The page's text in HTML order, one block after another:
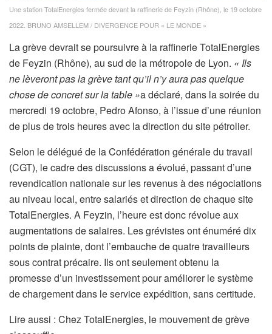
Une station TotalEnergies fermée devant la raffinerie de Feyzin (Rhône), le 19 octobre
2022. BRUNO AMSELLEM / DIVERGENCE POUR « LE MONDE »
La grève devrait se poursuivre à la raffinerie TotalEnergies
de Feyzin (Rhône), au sud de la métropole de Lyon. « Ils
ne lèveront pas la grève tant qu’il n’y aura pas quelque
chose de concret sur la table »a déclaré, dans la soirée du
mercredi 19 octobre, Pedro Afonso, à l’issue d’une réunion
de plus de trois heures avec la direction du site pétrolier.
Selon le délégué de la Confédération générale du travail
(CGT), le cadre des discussions a évolué, passant d’une
revendication nationale sur les revenus à des négociations
au niveau local, entre salariés et direction de chaque site
TotalEnergies. A Feyzin, l’heure est donc révolue aux
augmentations de salaires. Les grévistes ont énuméré dix
points de plainte, dont l’embauche de quatre travailleurs
sous contrat précaire. Ils ont seulement obtenu la
promesse d’un investissement pour améliorer le système
de chargement dans le service expédition, sans certitude.
Lire aussi : A
Chez TotalEnergies, le mouvement de grève